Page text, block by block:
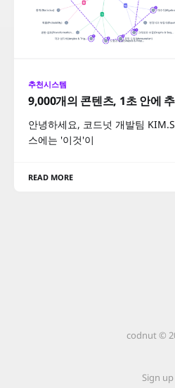
추천시스템
9,000개의 콘텐츠, 1초 안에
안녕하세요, 코드넛 개발팀
스에는 '이것'이
READ MORE
codnut ©
Sign up